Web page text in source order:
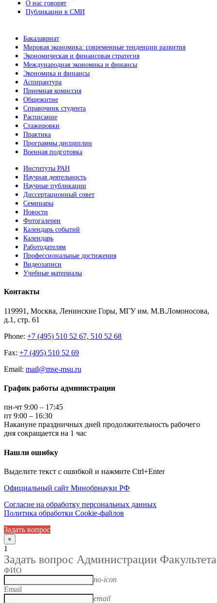
О нас говорят
Публикации в СМИ
Бакалавриат
Мировая экономика: современные тенденции развития
Экономическая и финансовая стратегия
Международная экономика и финансы
Экономика и финансы
Аспирантура
Приемная комиссия
Общежитие
Справочник студента
Расписание
Стажировки
Практика
Программы дисциплин
Военная подготовка
Институты РАН
Научная деятельность
Научные публикации
Диссертационный совет
Семинары
Новости
Фотогалереи
Календарь событий
Календарь
Работодателям
Профессиональные достижения
Видеозаписи
Учебные материалы
Контакты
119991, Москва, Ленинские Горы, МГУ им. М.В.Ломоносова,
д.1, стр. 61
Phone: +7 (495) 510 52 67, 510 52 68
Fax: +7 (495) 510 52 69
Email: mail@mse-msu.ru
График работы администрации
пн-чт 9:00 – 17:45
пт 9:00 – 16:30
Накануне праздничных дней продолжительность рабочего
дня сокращается на 1 час
Нашли ошибку
Выделите текст с ошибкой и нажмите Ctrl+Enter
Официальный сайт Минобрнауки РФ
Согласие на обработку персональных данных
Политика обработки Cookie-файлов
Задать вопрос
×
1
Задать вопрос Администрации Факультета
ФИО
no-icon
Email
email